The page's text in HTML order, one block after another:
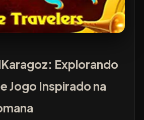
Explorando
Jogo Inspirado na